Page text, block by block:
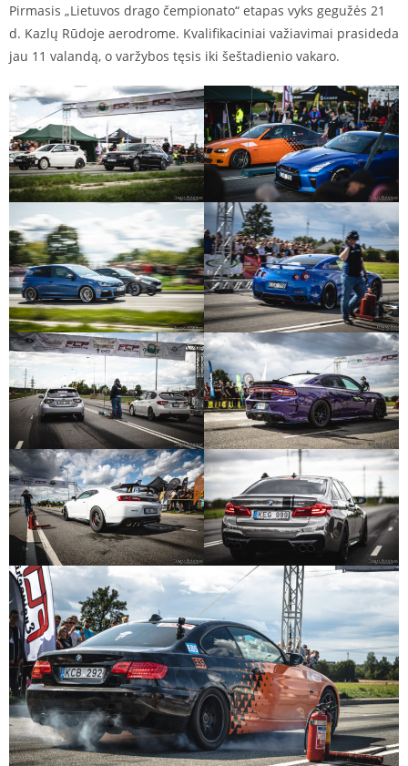
Pirmasis „Lietuvos drago čempionato“ etapas vyks gegužės 21
d. Kazlų Rūdoje aerodrome. Kvalifikaciniai važiavimai prasideda
jau 11 valandą, o varžybos tęsis iki šeštadienio vakaro.